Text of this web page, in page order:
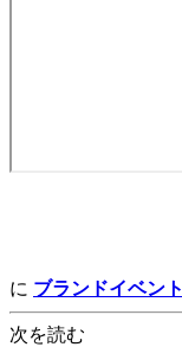
に ブランドイベント
次を読む